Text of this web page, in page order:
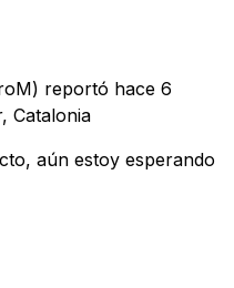
reportó hace 6
Catalonia
aún estoy esperando